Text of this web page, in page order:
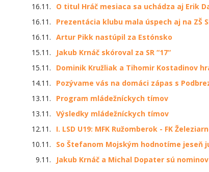
16.11.
O titul Hráč mesiaca sa uchádza aj Erik
16.11.
Prezentácia klubu mala úspech aj na ZŠ
16.11. Artur Pikk nastúpil za Estónsko
15.11.
Jakub Krnáč skóroval za SR “17“
15.11.
Dominik Kružliak a Tihomir Kostadinov
14.11.
Pozývame vás na domáci zápas s
13.11.
Program mládežníckych tímov
13.11. Výsledky mládežníckych tímov
12.11.
I. LSD U19: MFK Ružomberok - FK
10.11.
So Štefanom Mojským hodnotíme jeseň
9.11.
Jakub Krnáč a Michal Dopater sú